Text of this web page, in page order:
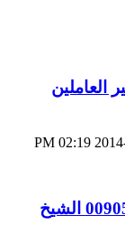
العاملين
02:19 PM
تسهيل زواج العوانس 00905373746379 الشيخ